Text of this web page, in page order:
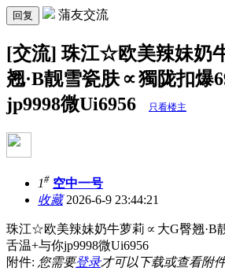
回复 蒲友交流
[交流] 珠江☆欧美辣妹奶
翘·B靓雪瓷肤∝獨陇扣爆
jp9998微Ui6956
只看楼主
1# 空中一号
收藏2026-6-9 23:44:21
珠江☆欧美辣妹奶牛萝莉∝大G臀翘·B
舌温+与你jp9998微Ui6956
附件: 您需要登录才可以下载或查看附